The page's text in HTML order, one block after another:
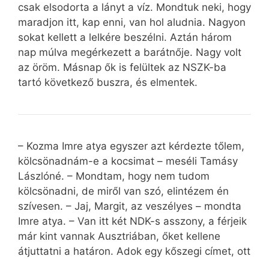
csak elsodorta a lányt a víz. Mondtuk neki, hogy
maradjon itt, kap enni, van hol aludnia. Nagyon
sokat kellett a lelkére beszélni. Aztán három
nap múlva megérkezett a barátnője. Nagy volt
az öröm. Másnap ők is felültek az NSZK-ba
tartó következő buszra, és elmentek.
– Kozma Imre atya egyszer azt kérdezte tőlem,
kölcsönadnám-e a kocsimat – meséli Tamásy
Lászlóné. – Mondtam, hogy nem tudom
kölcsönadni, de miről van szó, elintézem én
szívesen. – Jaj, Margit, az veszélyes – mondta
Imre atya. – Van itt két NDK-s asszony, a férjeik
már kint vannak Ausztriában, őket kellene
átjuttatni a határon. Adok egy kőszegi címet, ott